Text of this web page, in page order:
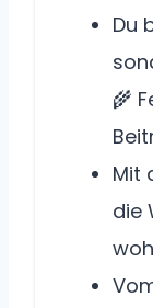
Du
🌾
Mit
die